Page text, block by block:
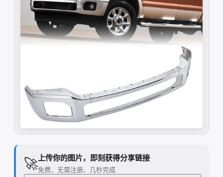
🚀上传你的图片，即刻获得分享链接
免费、无需注册、几秒完成